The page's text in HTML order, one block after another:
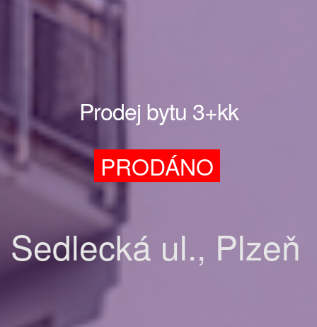
Prodej bytu 3+kk
PRODÁNO
Sedlecká ul., Plzeň